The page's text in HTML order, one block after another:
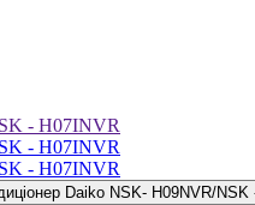
Daiko NSK- H09NVR/NSK